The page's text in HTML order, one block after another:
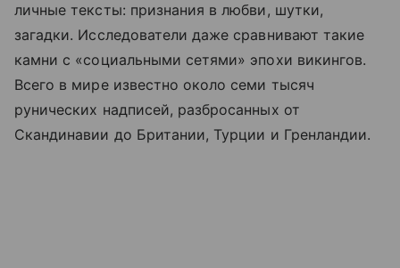
личные тексты: признания в любви, шутки,
загадки. Исследователи даже сравнивают такие
камни с «социальными сетями» эпохи викингов.
Всего в мире известно около семи тысяч
рунических надписей, разбросанных от
Скандинавии до Британии, Турции и Гренландии.